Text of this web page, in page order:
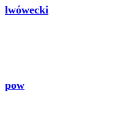
lwówecki
pow